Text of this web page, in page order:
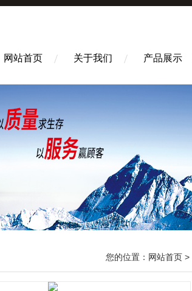
网站首页 关于我们 产品展示
您的位置： 网站首页 >